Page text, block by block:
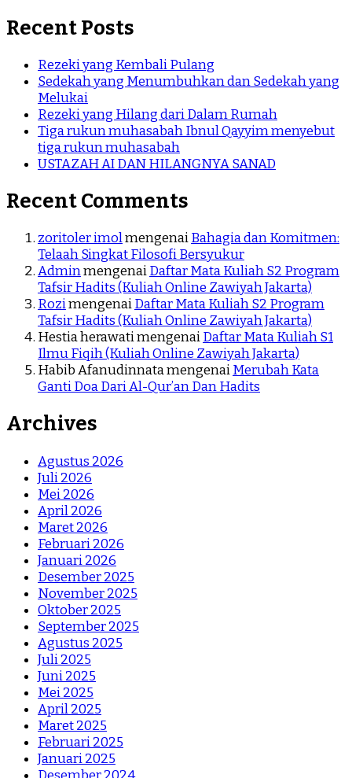
Recent Posts
Rezeki yang Kembali Pulang
Sedekah yang Menumbuhkan dan Sedekah yang
Melukai
Rezeki yang Hilang dari Dalam Rumah
Tiga rukun muhasabah Ibnul Qayyim menyebut
tiga rukun muhasabah
USTAZAH AI DAN HILANGNYA SANAD
Recent Comments
zoritoler imolmengenaiBahagia dan Komitmen:
Telaah Singkat Filosofi Bersyukur
AdminmengenaiDaftar Mata Kuliah S2 Program
Tafsir Hadits (Kuliah Online Zawiyah Jakarta)
RozimengenaiDaftar Mata Kuliah S2 Program
Tafsir Hadits (Kuliah Online Zawiyah Jakarta)
Hestia herawatimengenaiDaftar Mata Kuliah S1
Ilmu Fiqih (Kuliah Online Zawiyah Jakarta)
Habib AfanudinnatamengenaiMerubah Kata
Ganti Doa Dari Al-Qur’an Dan Hadits
Archives
Agustus 2026
Juli 2026
Mei 2026
April 2026
Maret 2026
Februari 2026
Januari 2026
Desember 2025
November 2025
Oktober 2025
September 2025
Agustus 2025
Juli 2025
Juni 2025
Mei 2025
April 2025
Maret 2025
Februari 2025
Januari 2025